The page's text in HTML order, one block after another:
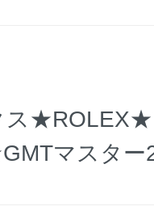
★ROLEX★
マスター